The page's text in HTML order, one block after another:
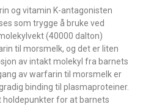
og vitamin K-antagonisten
som trygge å bruke ved
(40000 dalton)
til morsmelk, og det er liten
av intakt molekyl fra barnets
av warfarin til morsmelk er
binding til plasmaproteiner.
holdepunkter for at barnets